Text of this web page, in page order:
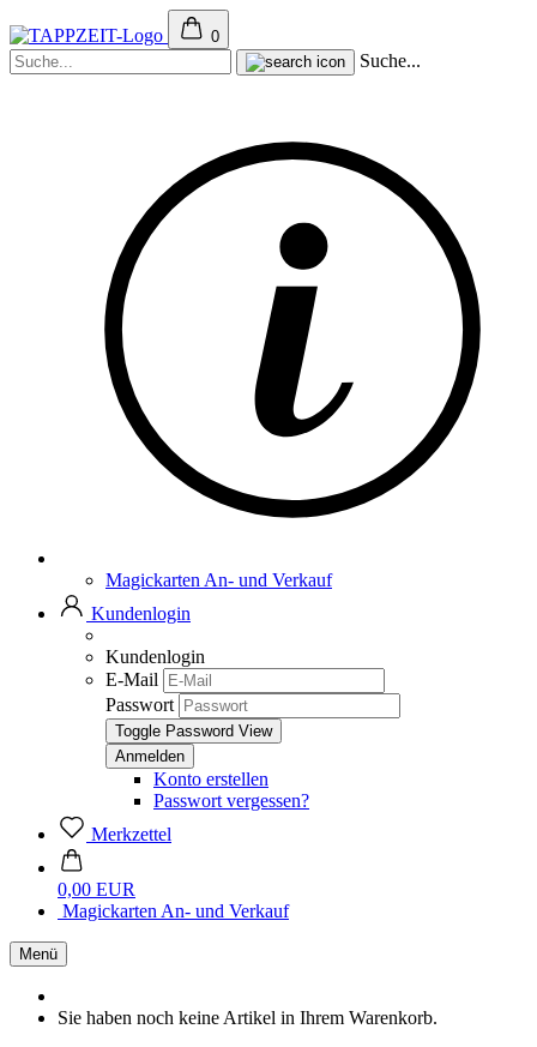
0
Suche...
Magickarten An- und Verkauf
Kundenlogin
Kundenlogin
E-Mail
Passwort
Toggle Password View
Konto erstellen
Passwort vergessen?
Merkzettel
0,00 EUR
Magickarten An- und Verkauf
Menü
Sie haben noch keine Artikel in Ihrem Warenkorb.